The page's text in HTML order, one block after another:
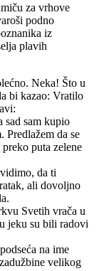
za vrhove
podno
iz
plavih
Neka! Što u
bi kazao: Vratilo
sam kupio
da se
puta zelene
da ti
ali dovoljno
Svetih vrača u
jeku su bili radovi
na ime
velikog